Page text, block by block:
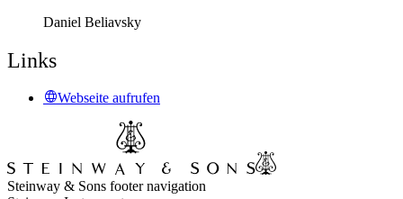
Daniel Beliavsky
Links
Webseite aufrufen
Steinway & Sons footer navigation